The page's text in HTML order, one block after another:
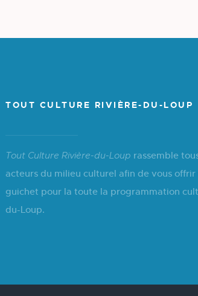
TOUT CULTURE RIVIÈRE-DU-LOUP
Tout Culture Rivière-du-Loup rassemble
acteurs du milieu culturel afin de vous offrir
guichet pour la toute la programmation
du-Loup.